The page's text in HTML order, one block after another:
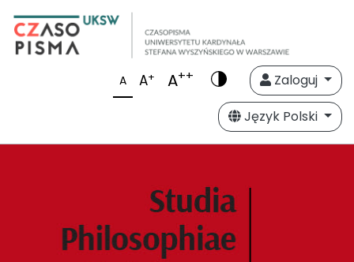
A A+ A++
Zaloguj
Język Polski